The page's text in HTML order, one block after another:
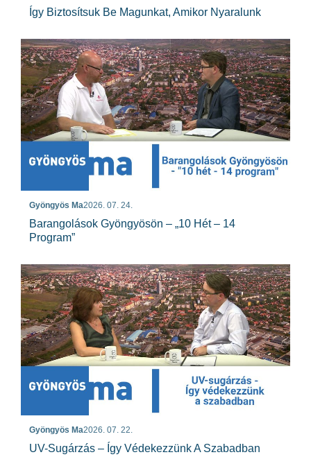
Így Biztosítsuk Be Magunkat, Amikor Nyaralunk
Gyöngyös Ma2026. 07. 24.
Barangolások Gyöngyösön – „10 Hét – 14
Program”
Gyöngyös Ma2026. 07. 22.
UV-Sugárzás – Így Védekezzünk A Szabadban